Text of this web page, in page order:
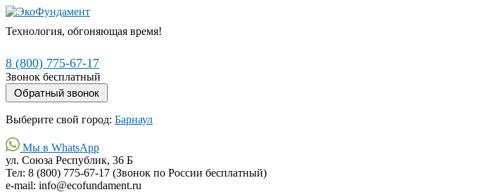
Технология, обгоняющая время!
8 (800) 775-67-17
Звонок бесплатный
Выберите свой город: Барнаул
Мы в WhatsApp
ул. Союза Республик, 36 Б
Тел: 8 (800) 775-67-17 (Звонок по России бесплатный)
e-mail: info@ecofundament.ru